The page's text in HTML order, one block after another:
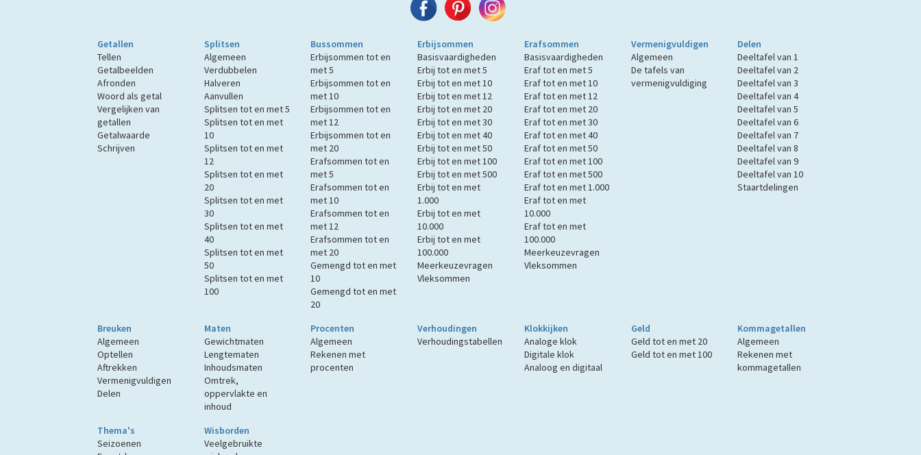
Getallen
Tellen
Getalbeelden
Afronden
Woord als getal
Vergelijken van
getallen
Getalwaarde
Schrijven
Splitsen
Algemeen
Verdubbelen
Halveren
Aanvullen
Splitsen tot en met 5
Splitsen tot en met
10
Splitsen tot en met
12
Splitsen tot en met
20
Splitsen tot en met
30
Splitsen tot en met
40
Splitsen tot en met
50
Splitsen tot en met
100
Bussommen
Erbijsommen tot en
met 5
Erbijsommen tot en
met 10
Erbijsommen tot en
met 12
Erbijsommen tot en
met 20
Erafsommen tot en
met 5
Erafsommen tot en
met 10
Erafsommen tot en
met 12
Erafsommen tot en
met 20
Gemengd tot en met
10
Gemengd tot en met
20
Erbijsommen
Basisvaardigheden
Erbij tot en met 5
Erbij tot en met 10
Erbij tot en met 12
Erbij tot en met 20
Erbij tot en met 30
Erbij tot en met 40
Erbij tot en met 50
Erbij tot en met 100
Erbij tot en met 500
Erbij tot en met
1.000
Erbij tot en met
10.000
Erbij tot en met
100.000
Meerkeuzevragen
Vleksommen
Erafsommen
Basisvaardigheden
Eraf tot en met 5
Eraf tot en met 10
Eraf tot en met 12
Eraf tot en met 20
Eraf tot en met 30
Eraf tot en met 40
Eraf tot en met 50
Eraf tot en met 100
Eraf tot en met 500
Eraf tot en met 1.000
Eraf tot en met
10.000
Eraf tot en met
100.000
Meerkeuzevragen
Vleksommen
Vermenigvuldigen
Algemeen
De tafels van
vermenigvuldiging
Delen
Deeltafel van 1
Deeltafel van 2
Deeltafel van 3
Deeltafel van 4
Deeltafel van 5
Deeltafel van 6
Deeltafel van 7
Deeltafel van 8
Deeltafel van 9
Deeltafel van 10
Staartdelingen
Breuken
Algemeen
Optellen
Aftrekken
Vermenigvuldigen
Delen
Maten
Gewichtmaten
Lengtematen
Inhoudsmaten
Omtrek,
oppervlakte en
inhoud
Procenten
Algemeen
Rekenen met
procenten
Verhoudingen
Verhoudingstabellen
Klokkijken
Analoge klok
Digitale klok
Analoog en digitaal
Geld
Geld tot en met 20
Geld tot en met 100
Kommagetallen
Algemeen
Rekenen met
kommagetallen
Thema's
Seizoenen
Wisborden
Veelgebruikte